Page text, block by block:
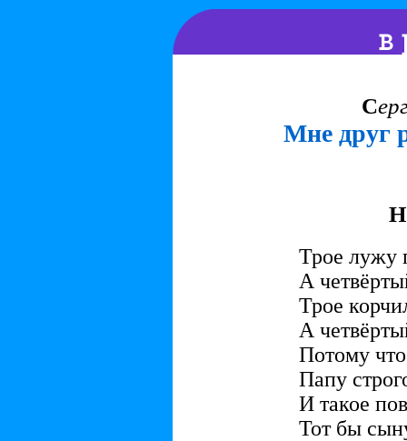
С
Мне друг
Трое лужу
А
Трое
А
Потому
Папу
И такое
Тот бы